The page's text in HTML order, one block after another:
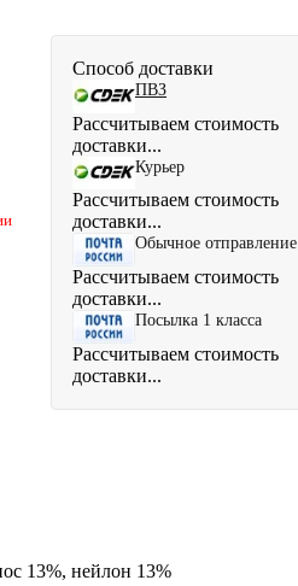
Способ доставки
ПВЗ
Рассчитываем стоимость
доставки...
Курьер
Рассчитываем стоимость
доставки...
Обычное отправление
Рассчитываем стоимость
доставки...
Посылка 1 класса
Рассчитываем стоимость
доставки...
13%, нейлон 13%